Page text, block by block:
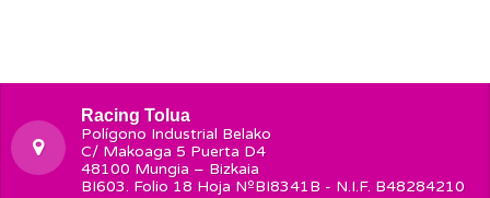
Racing Tolua
Polígono Industrial Belako
C/ Makoaga 5 Puerta D4
48100 Mungia – Bizkaia
BI603. Folio 18 Hoja NºBI8341B - N.I.F. B48284210